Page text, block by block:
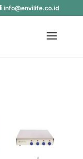
info@envilife.co.id